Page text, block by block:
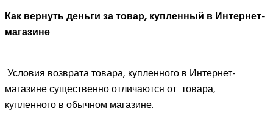
Как вернуть деньги за товар, купленный в Интернет-
магазине
Условия возврата товара, купленного в Интернет-
магазине существенно отличаются от товара,
купленного в обычном магазине.